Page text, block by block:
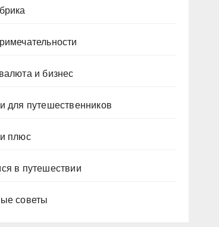
и бизнес
для путешественников
плюс
в путешествии
советы